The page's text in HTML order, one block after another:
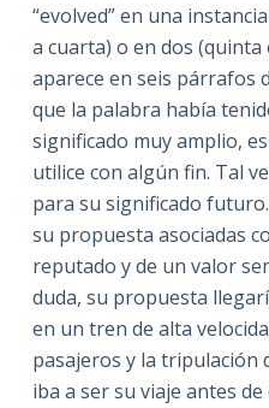
“evolved” en una
a cuarta) o en dos (quinta
aparece en seis párrafos
que la palabra había
significado muy amplio,
utilice con algún fin. Tal
para su significado
su propuesta asociadas
reputado y de un valor
duda, su propuesta
en un tren de alta
pasajeros y la tripulación
iba a ser su viaje antes